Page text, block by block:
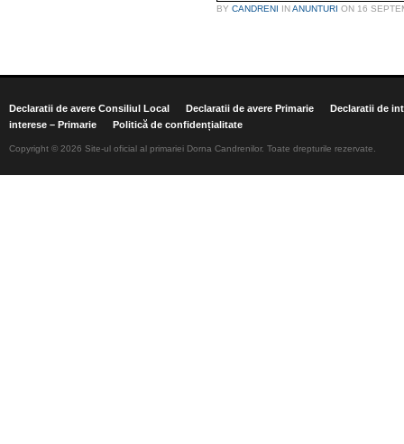
BY CANDRENI INANUNTURI ON 16
Declaratii de avere Consiliul Local Declaratii de avere Primarie
Declaratii de
interese – Primarie
Politică de confidențialitate
Copyright © 2026 Site-ul oficial al primariei Dorna Candrenilor. Toate drepturile rezervate.